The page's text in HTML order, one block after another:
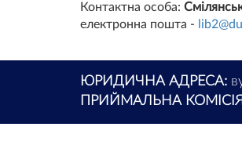
Контактна особа:
електронна пошта -
ЮРИДИЧНА АДРЕСА:
ПРИЙМАЛЬНА